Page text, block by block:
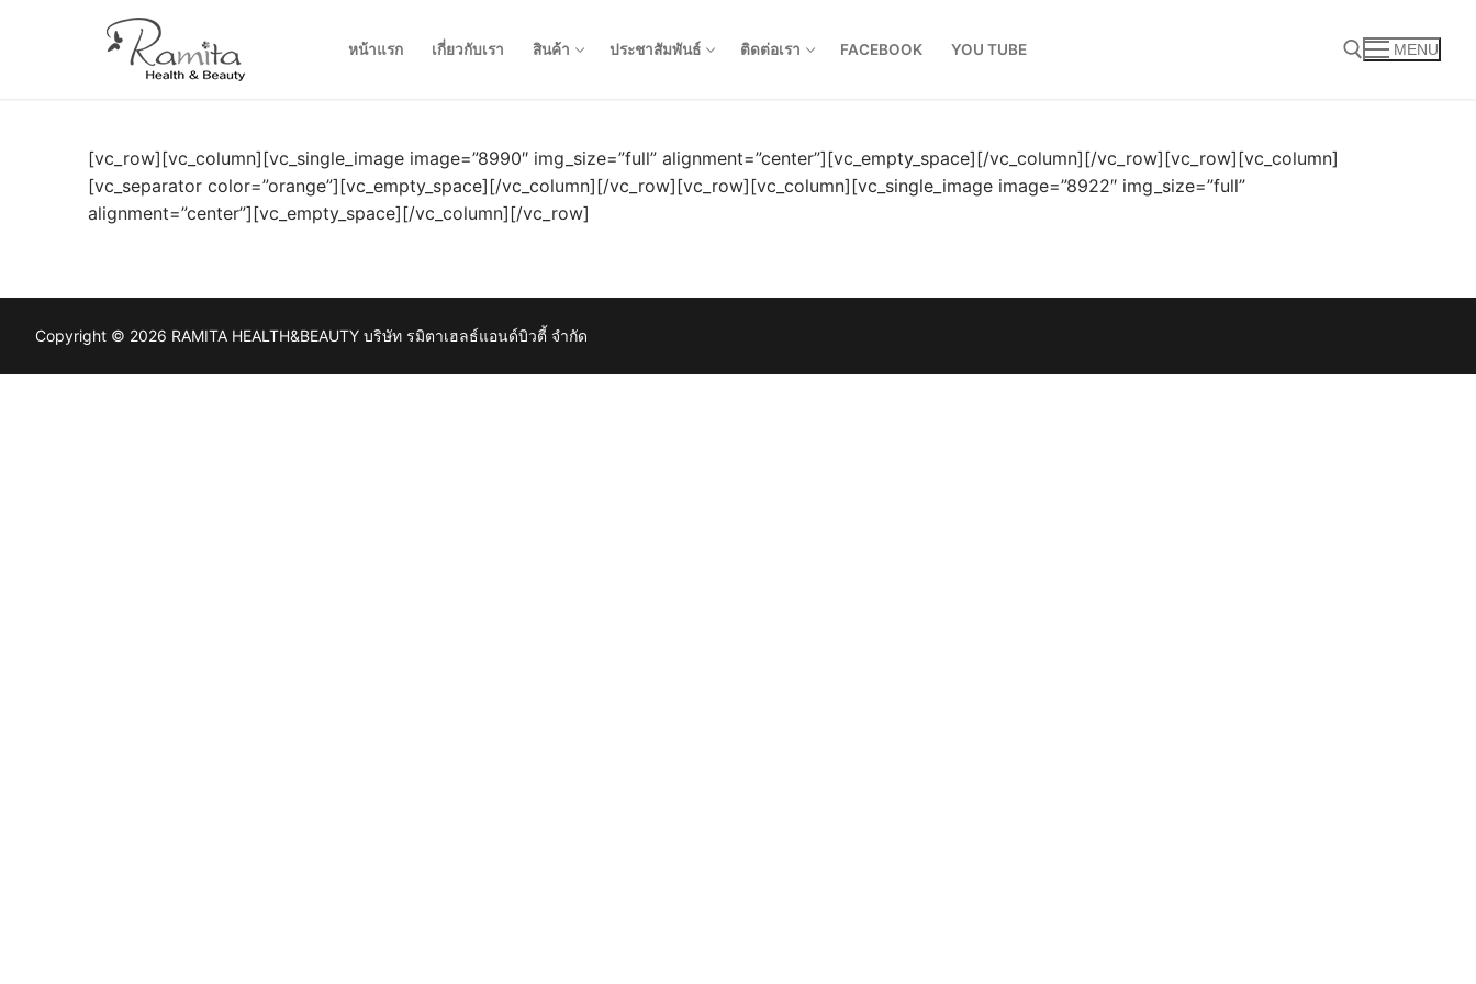
หน้าแรก เกี่ยวกับเรา สินค้า ประชาสัมพันธ์ ติดต่อเรา FACEBOOK YOU TUBE MENU
[vc_row][vc_column][vc_single_image image=”8990″ img_size=”full” alignment=”center”][vc_empty_space][/vc_column][/vc_row][vc_row][vc_column]
[vc_separator color=”orange”][vc_empty_space][/vc_column][/vc_row][vc_row][vc_column][vc_single_image image=”8922″ img_size=”full”
alignment=”center”][vc_empty_space][/vc_column][/vc_row]
Copyright © 2026 RAMITA HEALTH&BEAUTY บริษัท รมิตาเฮลธ์แอนด์บิวตี้ จำกัด